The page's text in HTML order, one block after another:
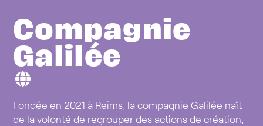
Compagnie
Galilée
Fondée en 2021 à Reims, la compagnie Galilée naît
de la volonté de regrouper des actions de création,